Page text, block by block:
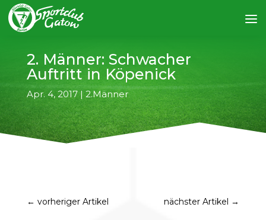
2. Männer: Schwacher
Auftritt in Köpenick
Apr. 4, 2017|2.Männer
← vorheriger Artikel nächster Artikel →